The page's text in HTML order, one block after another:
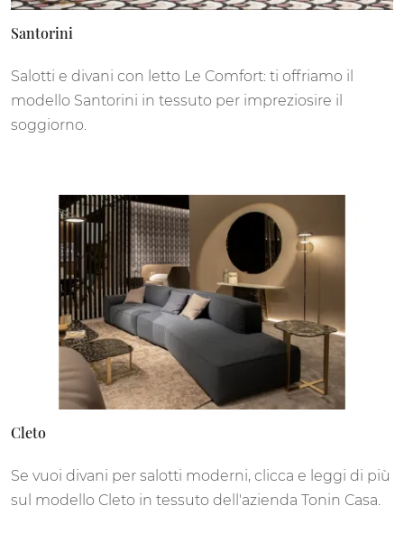
Santorini
Salotti e divani con letto Le Comfort: ti offriamo il
modello Santorini in tessuto per impreziosire il
soggiorno.
Cleto
Se vuoi divani per salotti moderni, clicca e leggi di più
sul modello Cleto in tessuto dell'azienda Tonin Casa.